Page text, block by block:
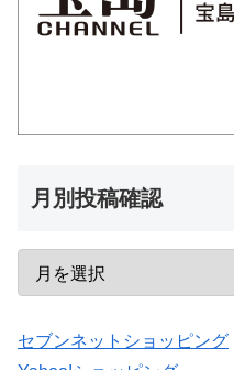
月別投稿確認
セブンネットショッピング